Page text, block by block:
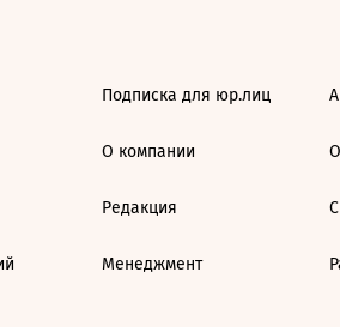
Подписка для юр.лиц
О компании
Редакция
Менеджмент